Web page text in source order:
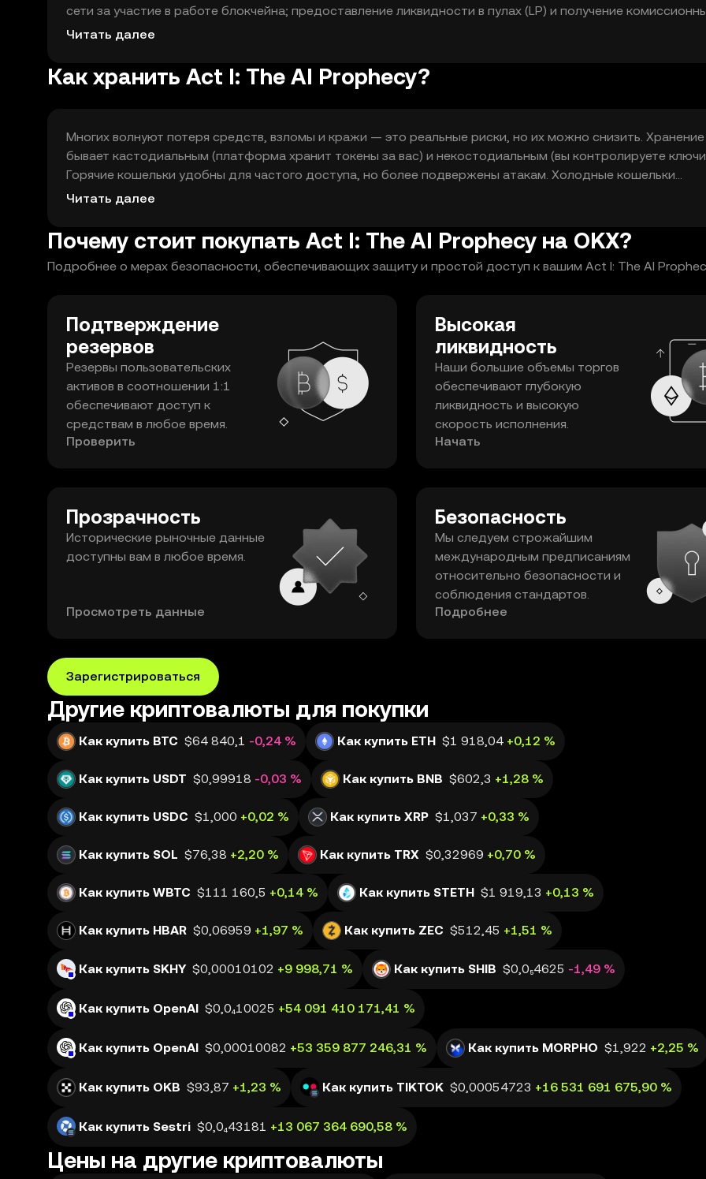
сети за участие в работе блокчейна; предоставление ликвидности в пулах (LP) и получение
выполнение задач или реферальные программы. Эти методы требуют времени, технических действий и
контрагентые риски.
Читать далее
Как хранить Act I: The AI Prophecy?
Многих волнуют потеря средств, взломы и кражи — это реальные риски, но их можно снизить. Хранение
бывает кастодиальным (платформа хранит токены за вас) и некостодиальным (вы контролируете
Горячие кошельки удобны для частого доступа, но более подвержены атакам. Холодные кошельки
(флеш‑устройства, аппаратные кошельки) безопаснее для длительного хранения. Всегда делайте
резервов и используйте двухфакторную аутентификацию для аккаунтов.
Читать далее
Почему стоит покупать Act I: The AI Prophecy на OKX?
Подробнее о мерах безопасности, обеспечивающих защиту и простой доступ к вашим Act I: The AI
Подтверждение
резервов
Резервы пользовательских
активов в соотношении 1:1
обеспечивают доступ к
средствам в любое время.
Проверить
Высокая
ликвидность
Наши большие объемы торгов
обеспечивают глубокую
ликвидность и высокую
скорость исполнения.
Начать
Прозрачность
Исторические рыночные данные
доступны вам в любое время.
Просмотреть данные
Безопасность
Мы следуем строжайшим
международным предписаниям
относительно безопасности и
соблюдения стандартов.
Подробнее
Зарегистрироваться
Другие криптовалюты для покупки
Как купить BTC $64 840,1 -0,24 % Как купить ETH $1 918,04 +0,12 %
Как купить USDT $0,99918 -0,03 % Как купить BNB $602,3 +1,28 %
Как купить USDC $1,000 +0,02 % Как купить XRP $1,037 +0,33 %
Как купить SOL $76,38 +2,20 % Как купить TRX $0,32969 +0,70 %
Как купить WBTC $111 160,5 +0,14 % Как купить STETH $1 919,13 +0,13 %
Как купить HBAR $0,06959 +1,97 % Как купить ZEC $512,45 +1,51 %
Как купить SKHY $0,00010102 +9 998,71 % Как купить SHIB $0,0₅4625 -1,49 %
Как купить OpenAI $0,0₄10025 +54 091 410 171,41 %
Как купить OpenAI $0,00010082 +53 359 877 246,31 % Как купить MORPHO $1,922 +2,25 %
Как купить OKB $93,87 +1,23 % Как купить TIKTOK $0,00054723 +16 531 691 675,90 %
Как купить Sestri $0,0₄43181 +13 067 364 690,58 %
Цены на другие криптовалюты